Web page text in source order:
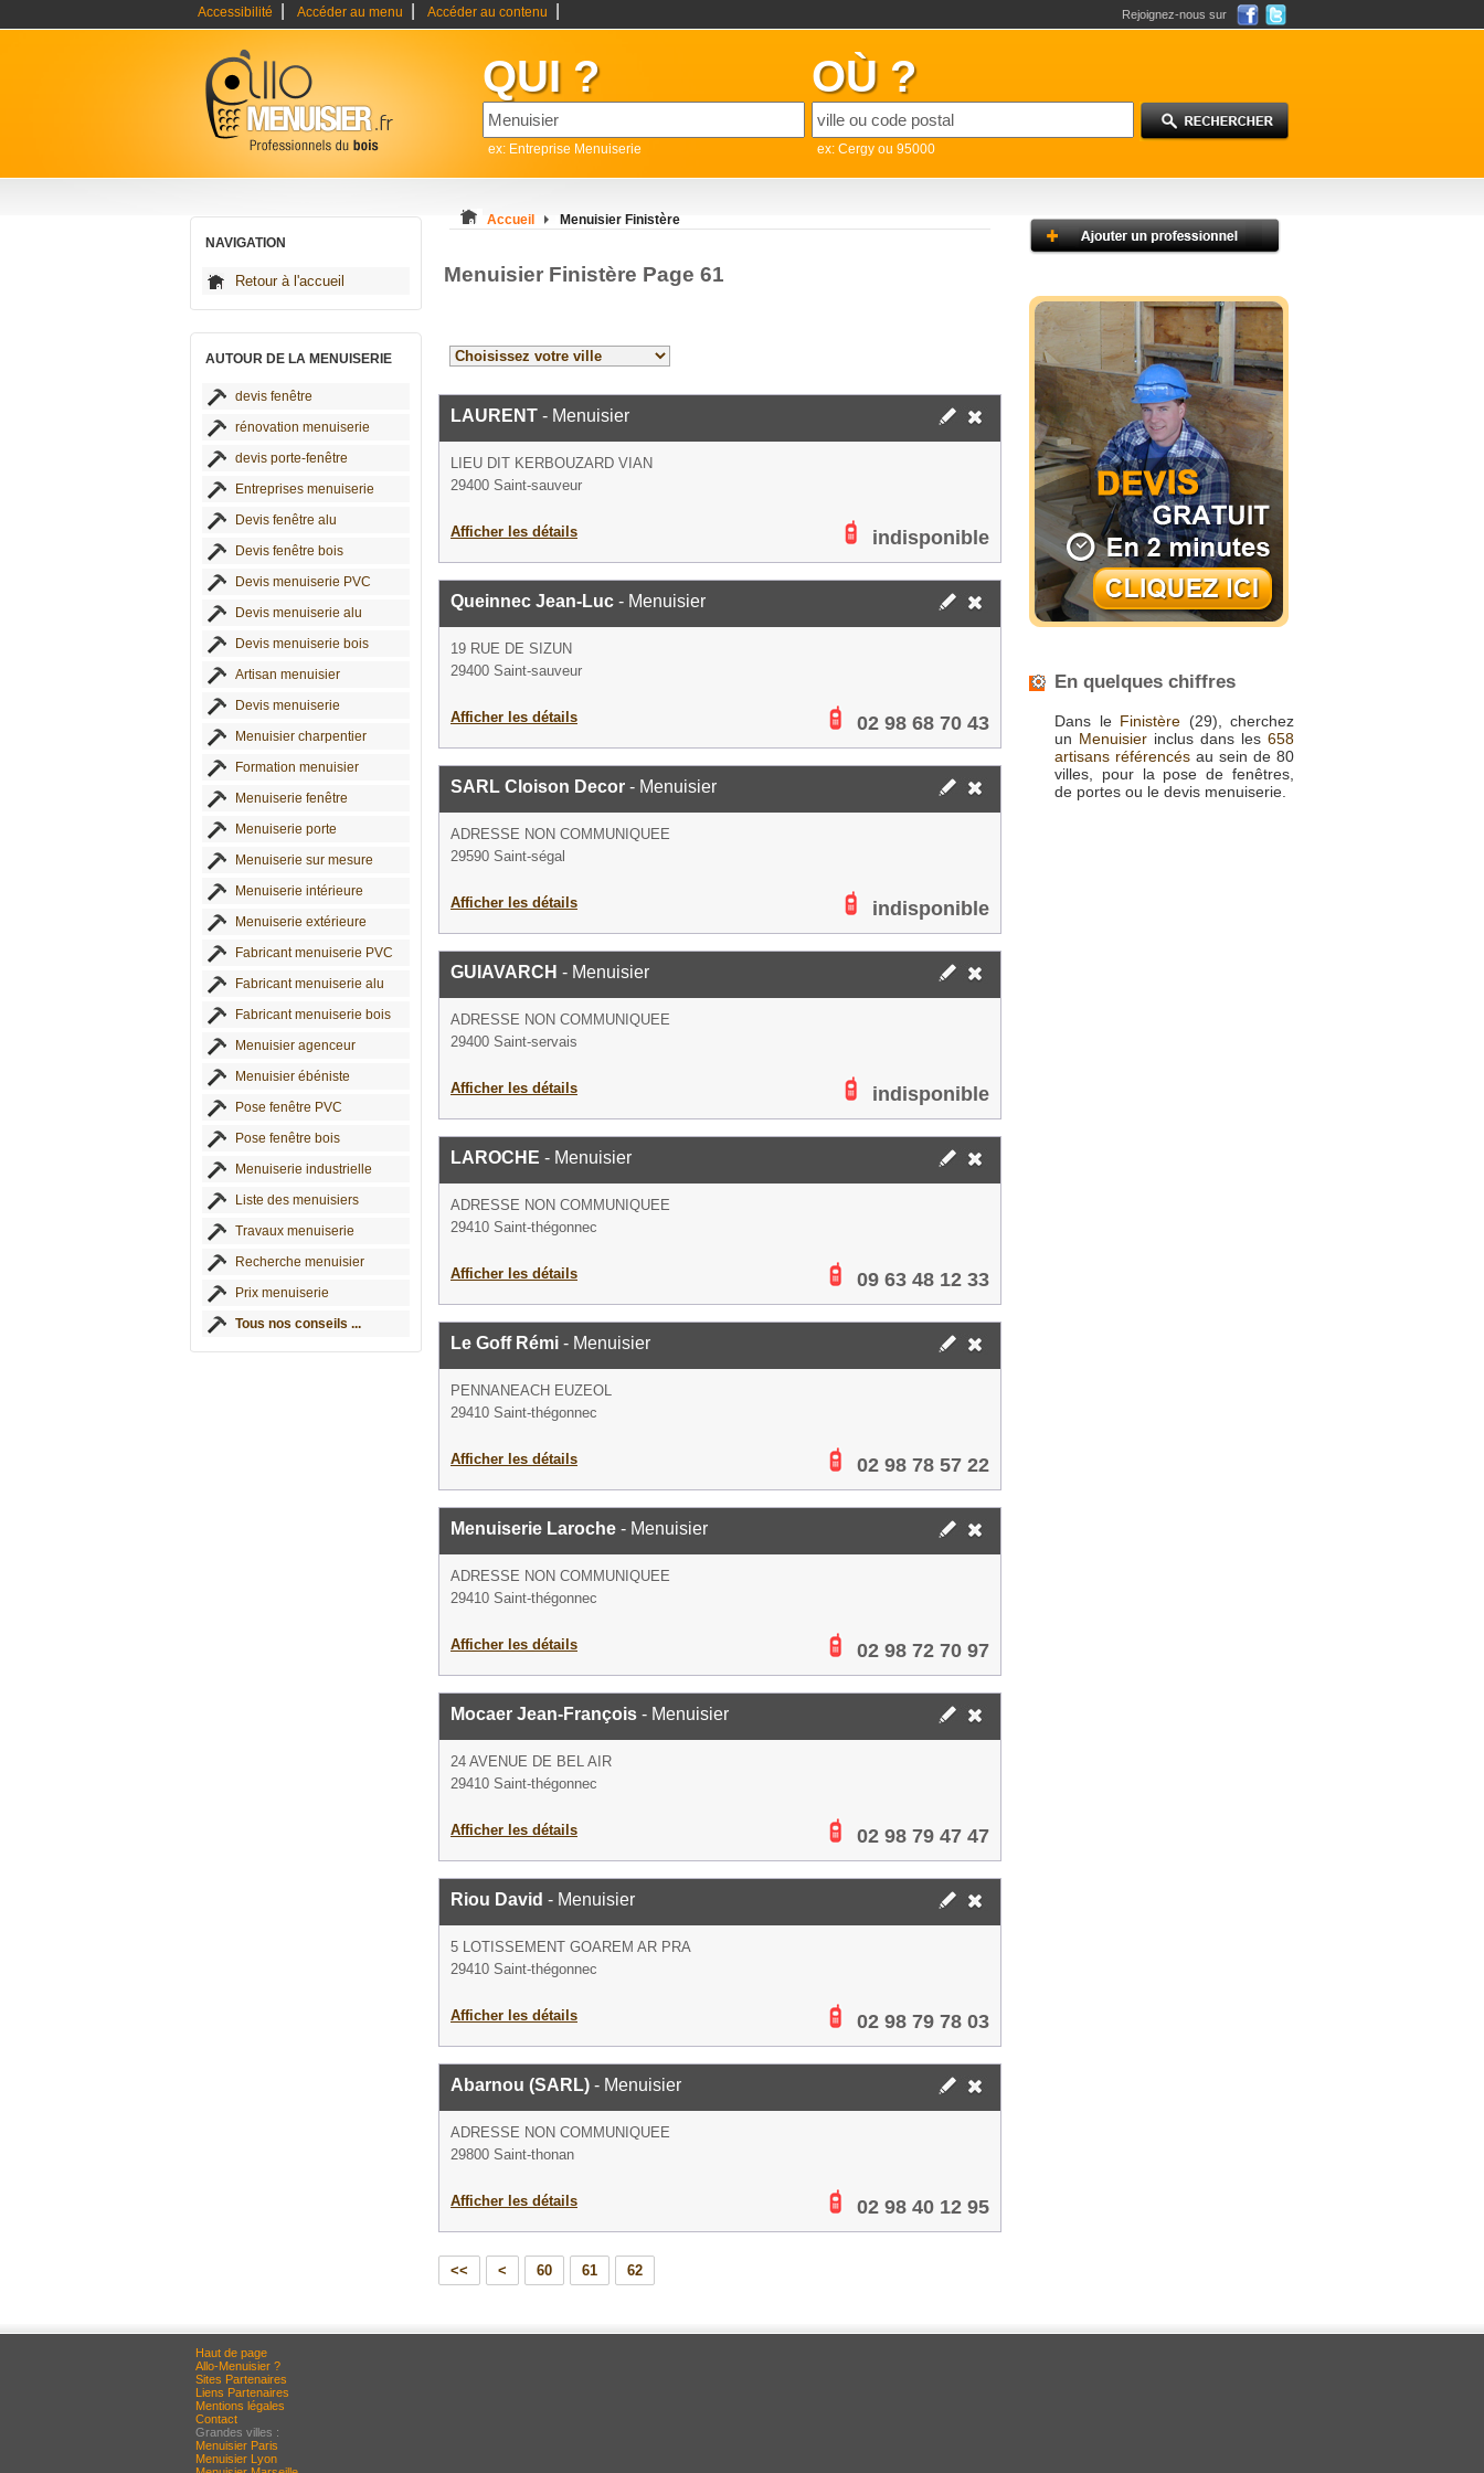
Accessibilité Accéder au menu Accéder au contenu Rejoignez-nous sur
QUI ?
ex: Entreprise Menuiserie
OÙ ?
ex: Cergy ou 95000
NAVIGATION
Retour à l'accueil
AUTOUR DE LA MENUISERIE
devis fenêtre
rénovation menuiserie
devis porte-fenêtre
Entreprises menuiserie
Devis fenêtre alu
Devis fenêtre bois
Devis menuiserie PVC
Devis menuiserie alu
Devis menuiserie bois
Artisan menuisier
Devis menuiserie
Menuisier charpentier
Formation menuisier
Menuiserie fenêtre
Menuiserie porte
Menuiserie sur mesure
Menuiserie intérieure
Menuiserie extérieure
Fabricant menuiserie PVC
Fabricant menuiserie alu
Fabricant menuiserie bois
Menuisier agenceur
Menuisier ébéniste
Pose fenêtre PVC
Pose fenêtre bois
Menuiserie industrielle
Liste des menuisiers
Travaux menuiserie
Recherche menuisier
Prix menuiserie
Tous nos conseils ...
Accueil Menuisier Finistère
Menuisier Finistère Page 61
LAURENT - Menuisier
LIEU DIT KERBOUZARD VIAN
29400 Saint-sauveur
Afficher les détails indisponible
Queinnec Jean-Luc - Menuisier
19 RUE DE SIZUN
29400 Saint-sauveur
Afficher les détails 02 98 68 70 43
SARL Cloison Decor - Menuisier
ADRESSE NON COMMUNIQUEE
29590 Saint-ségal
Afficher les détails indisponible
GUIAVARCH - Menuisier
ADRESSE NON COMMUNIQUEE
29400 Saint-servais
Afficher les détails indisponible
LAROCHE - Menuisier
ADRESSE NON COMMUNIQUEE
29410 Saint-thégonnec
Afficher les détails 09 63 48 12 33
Le Goff Rémi - Menuisier
PENNANEACH EUZEOL
29410 Saint-thégonnec
Afficher les détails 02 98 78 57 22
Menuiserie Laroche - Menuisier
ADRESSE NON COMMUNIQUEE
29410 Saint-thégonnec
Afficher les détails 02 98 72 70 97
Mocaer Jean-François - Menuisier
24 AVENUE DE BEL AIR
29410 Saint-thégonnec
Afficher les détails 02 98 79 47 47
Riou David - Menuisier
5 LOTISSEMENT GOAREM AR PRA
29410 Saint-thégonnec
Afficher les détails 02 98 79 78 03
Abarnou (SARL) - Menuisier
ADRESSE NON COMMUNIQUEE
29800 Saint-thonan
Afficher les détails 02 98 40 12 95
<< < 60 61 62
En quelques chiffres
Dans le Finistère (29), cherchez
un Menuisier inclus dans les 658
artisans référencés au sein de 80
villes, pour la pose de fenêtres,
de portes ou le devis menuiserie.
Haut de page
Allo-Menuisier ?
Sites Partenaires
Liens Partenaires
Mentions légales
Contact
Grandes villes :
Menuisier Paris
Menuisier Lyon